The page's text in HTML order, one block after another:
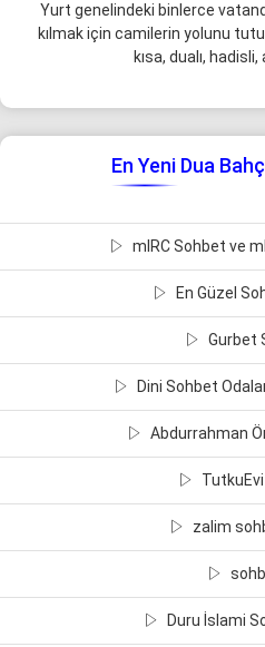
Yurt genelindeki binlerce
kılmak için camilerin yolunu
kısa, dualı,
En Yeni Dua
mIRC Sohbet ve
En Güzel
Gurbet
Dini Sohbet
Abdurrahman
zalim
Duru İslami